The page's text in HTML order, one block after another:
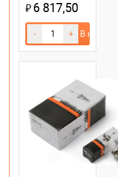
₽6 817,50
- + В корзину